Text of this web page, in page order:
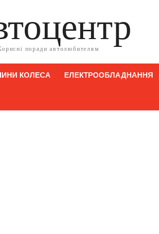
поради автолюбителям
КОЛЕСА ЕЛЕКТРООБЛАДНАННЯ